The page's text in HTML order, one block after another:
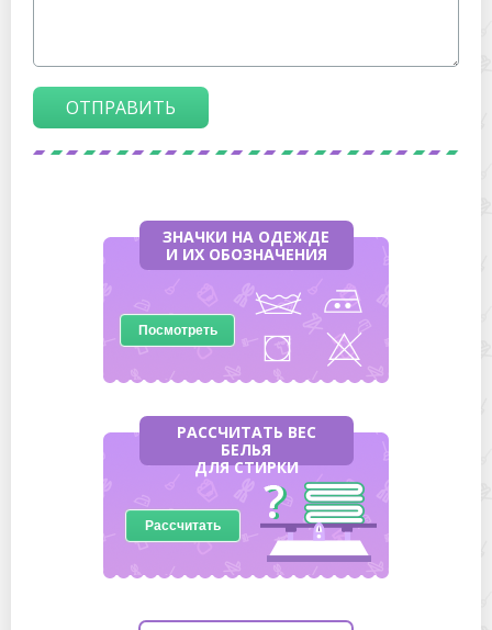
ОТПРАВИТЬ
ЗНАЧКИ НА ОДЕЖДЕ
И ИХ ОБОЗНАЧЕНИЯ
Посмотреть
РАССЧИТАТЬ ВЕС
БЕЛЬЯ
ДЛЯ СТИРКИ
Рассчитать